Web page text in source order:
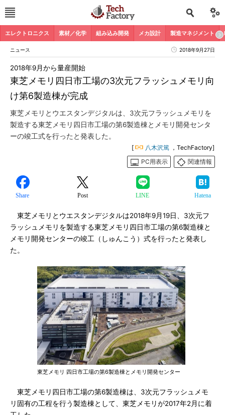
エレクトロニクス 素材／化学 組み込み開発 メカ設計 製造マネジメント
ニュース 2018年9月27日
東芝メモリ四日市工場の3次元フラッシュメモリ向
け第6製造棟が完成
2018年9月から量産開始
東芝メモリとウエスタンデジタルは、3次元フラッシュメモリを
製造する東芝メモリ四日市工場の第6製造棟とメモリ開発センタ
ーの竣工式を行ったと発表した。
[ 八木沢篤 ，TechFactory]
PC用表示
関連情報
Share Post LINE Hatena
東芝メモリとウエスタンデジタルは2018年9月19日、3次元フ
ラッシュメモリを製造する東芝メモリ四日市工場の第6製造棟と
メモリ開発センターの竣工（しゅんこう）式を行ったと発表し
た。
東芝メモリ 四日市工場の第6製造棟とメモリ開発センター
東芝メモリ四日市工場の第6製造棟は、3次元フラッシュメモ
リ固有の工程を行う製造棟として、東芝メモリが2017年2月に着